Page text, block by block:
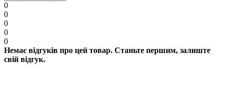
0
0
0
0
0
Немає відгуків про цей товар. Станьте першим, залиште
свій відгук.